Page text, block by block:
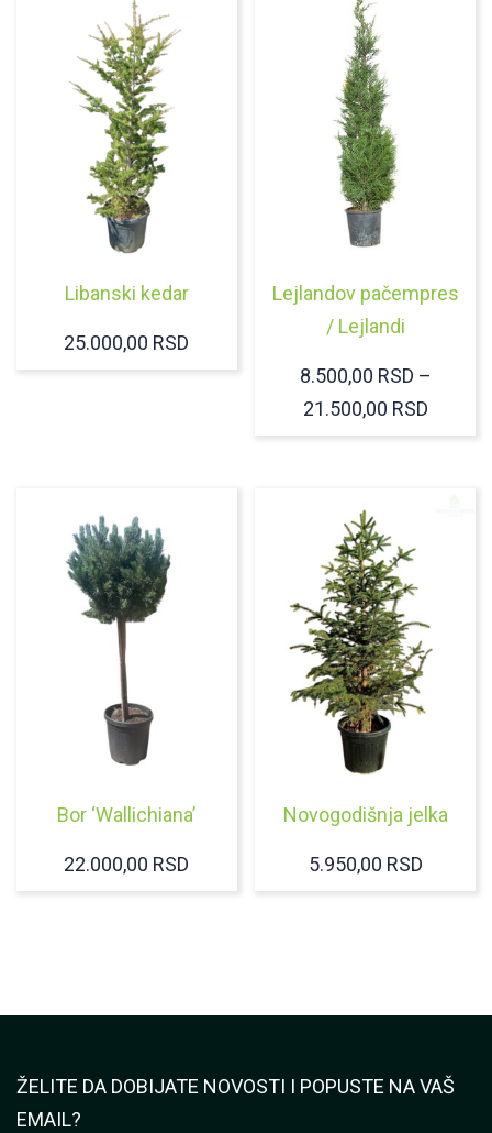
Libanski kedar
25.000,00 RSD
Lejlandov pačempres
/ Lejlandi
8.500,00 RSD –
21.500,00 RSD
Bor ‘Wallichiana’
22.000,00 RSD
Novogodišnja jelka
5.950,00 RSD
ŽELITE DA DOBIJATE NOVOSTI I POPUSTE NA VAŠ
EMAIL?